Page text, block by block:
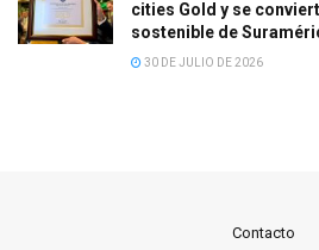
cities Gold y se
sostenible de
30 DE JULIO DE 2026
Contacto